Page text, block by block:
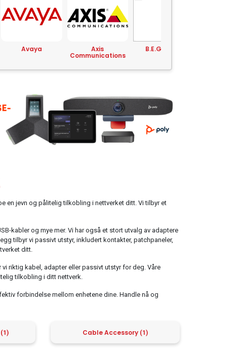
Axis
Communications
B.E.G. Brück Belkin
en jevn og pålitelig tilkobling i nettverket ditt. Vi tilbyr et
kabler og mye mer. Vi har også et stort utvalg av adaptere
tilbyr vi passivt utstyr, inkludert kontakter, patchpaneler,
ditt.
vi riktig kabel, adapter eller passivt utstyr for deg. Våre
tilkobling i ditt nettverk.
forbindelse mellom enhetene dine. Handle nå og
(1) Cable Accessory (1)